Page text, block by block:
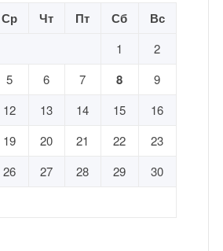
Ср Чт Пт Сб Вс
1
2
5 6 7 8
9
12 13 14 15
16
19 20 21 22
23
26 27 28 29
30